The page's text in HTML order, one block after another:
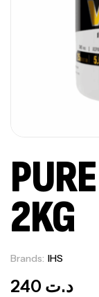
2KG
Brands: IHS
د.ت